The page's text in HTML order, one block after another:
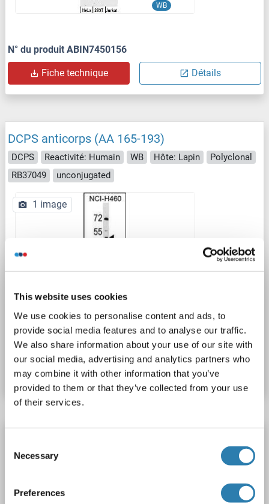
This website uses cookies
We use cookies to personalise content and ads, to
provide social media features and to analyse our traffic.
We also share information about your use of our site with
our social media, advertising and analytics partners who
may combine it with other information that you’ve
provided to them or that they’ve collected from your use
of their services.
Selection
Necessary
Preferences
WB
N° du produit ABIN7450156
Fiche technique Détails
DCPS anticorps (AA 165-193)
DCPS Reactivité: Humain WB Hôte: Lapin
Polyclonal
RB37049
unconjugated
1 image
N° du produit ABIN1537923
Fiche technique Détails
DCPS Reactivité: Humain, Souris
Hôte: Lapin